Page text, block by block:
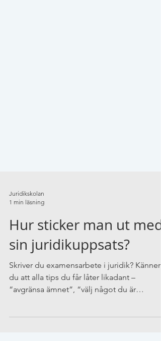
1 min läsning
Hur sticker man ut med
sin juridikuppsats?
Skriver du examensarbete i juridik? Känner
du att alla tips du får låter likadant –
intresserad av”,...